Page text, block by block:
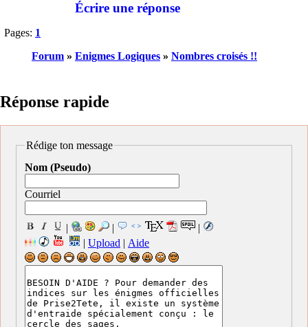
Écrire une réponse
Pages: 1
Forum » Enigmes Logiques » Nombres croisés !!
Réponse rapide
Rédige ton message
Nom (Pseudo)
Courriel
Upload Aide